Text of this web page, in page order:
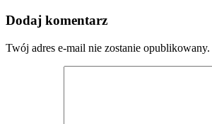
Dodaj komentarz
Twój adres e-mail nie zostanie opublikowany.